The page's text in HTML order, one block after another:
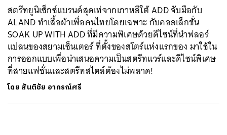
สตรีทยูนิเซ็กซ์แบรนด์สุดเท่จากเกาหลีใต้ ADD จับมือกับ
ALAND ทำเสื้อผ้าเพื่อคนไทยโดยเฉพาะ กับคอลเล็กชั่น
SOAK UP WITH ADD ที่มีความพิเศษด้วยดีไซน์ที่นำฟลอร์
แปลนของสยามเซ็นเตอร์ ที่ตั้งของสโตร์แห่งแรกของ มาใช้ใน
การออกแบบเพื่อนำเสนอความเป็นสตรีทแวร์และดีไซน์พิเศษ
ที่สายแฟชั่นและสตรีทสไตล์ต้องไม่พลาด!
โดย สันติชัย อาภรณ์ศรี